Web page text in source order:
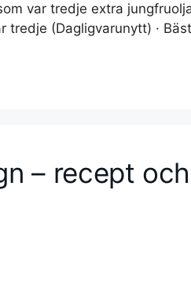
var tredje extra
tredje (Dagligvarunytt) ·
– recept och